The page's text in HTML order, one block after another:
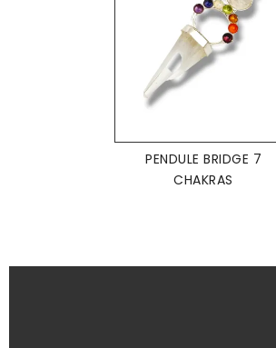
PENDULE BRIDGE 7
CHAKRAS